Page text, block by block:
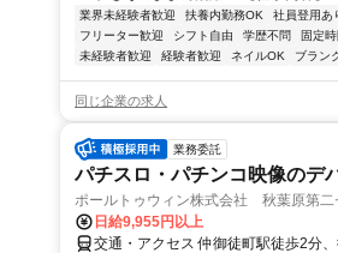
業界未経験者歓迎 扶養内勤務OK 社員登用あ
フリーター歓迎
シフト自由 学歴不問 固定時
未経験者歓迎
経験者歓迎 ネイルOK ブラン
同じ企業の求人
業務委託
パチスロ・パチンコ映像のデ
ポールトゥウィン株式会社 秋葉原第二
日給9,955円以上
交通・アクセス 仲御徒町駅徒歩2分